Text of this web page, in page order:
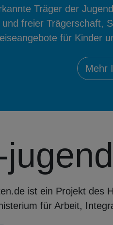
Träger der
freier Trägerschaft,
für Kinder
Mehr
ist ein Projekt des
für Arbeit,